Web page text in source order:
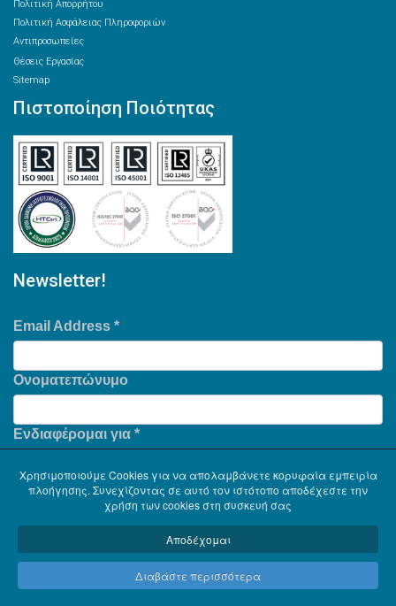
Πολιτική Απορρήτου
Πολιτική Ασφάλειας Πληροφοριών
Αντιπροσωπείες
Θέσεις Εργασίας
Sitemap
Πιστοποίηση Ποιότητας
Newsletter!
Email Address *
Ονοματεπώνυμο
Ενδιαφέρομαι για *
Copyright © 2026 Serinth. Με την επιφύλαξη κάθε δικαιώματος. .
Χρησιμοποιούμε Cookies για να απολαμβάνετε κορυφαία εμπειρία
πλοήγησης. Συνεχίζοντας σε αυτό τον ιστότοπο αποδέχεστε την
χρήση των cookies στη συσκευή σας
Αποδέχομαι
Διαβάστε περισσότερα